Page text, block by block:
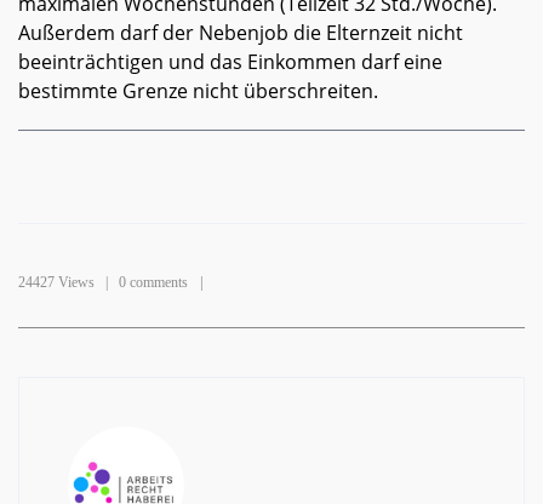
Außerdem darf der Nebenjob die Elternzeit nicht
beeinträchtigen und das Einkommen darf eine
bestimmte Grenze nicht überschreiten.
24427 Views | 0 comments